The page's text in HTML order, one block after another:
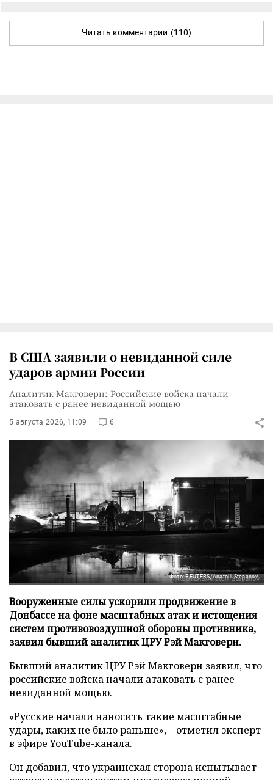
Читать комментарии (110)
В США заявили о невиданной силе
ударов армии России
Аналитик Макговерн: Российские войска начали
атаковать с ранее невиданной мощью
5 августа 2026, 11:09 6
Фото: REUTERS/Anatolii Stepanov
Вооруженные силы ускорили продвижение в
Донбассе на фоне масштабных атак и истощения
систем противовоздушной обороны противника,
заявил бывший аналитик ЦРУ Рэй Макговерн.
Бывший аналитик ЦРУ Рэй Макговерн заявил, что
российские войска начали атаковать с ранее
невиданной мощью.
«Русские начали наносить такие масштабные
удары, каких не было раньше», – отметил эксперт
в эфире YouTube-канала.
Он добавил, что украинская сторона испытывает